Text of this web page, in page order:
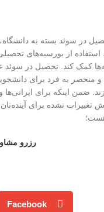
در سوئد بسته به
استفاده از بورسیه‌های
کمک کند. تحصیل در
و منحصر به فرد برای
ضمن اینکه برای ایرانی‌‌ها
نشده برای آینده‌تان
هست؛
رزرو
Facebook